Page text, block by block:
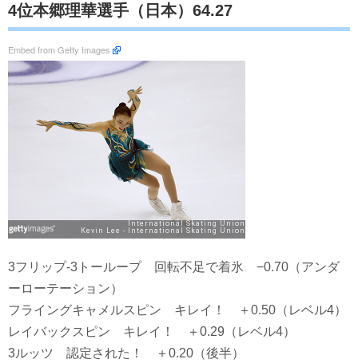
4位本郷理華選手（日本）64.27
Embed from Getty Images
3フリップ-3トーループ 回転不足で着氷 −0.70（アンダ
ーローテーション）
フライングキャメルスピン キレイ！ ＋0.50（レベル4）
レイバックスピン キレイ！ ＋0.29（レベル4）
3ルッツ 認定された！ ＋0.20（後半）